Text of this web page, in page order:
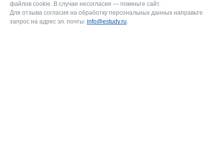
файлов cookie. В случае несогласия — покиньте сайт.
Для отзыва согласия на обработку персональных данных направьте
запрос на адрес эл. почты: info@estudy.ru.